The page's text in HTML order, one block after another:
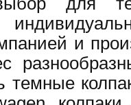
и
темные